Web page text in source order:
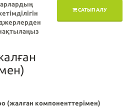
САТЫП АЛУ
(жалған компоненттерімен)